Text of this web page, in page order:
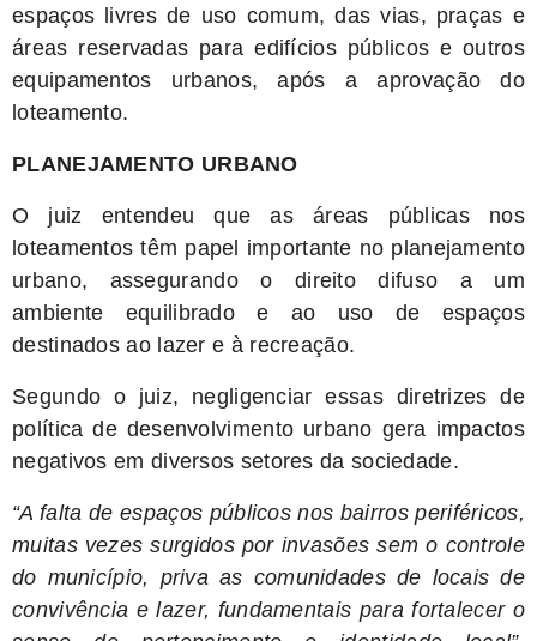
espaços livres de uso comum, das vias, praças e
áreas reservadas para edifícios públicos e outros
equipamentos urbanos, após a aprovação do
loteamento.
PLANEJAMENTO URBANO
O juiz entendeu que as áreas públicas nos
loteamentos têm papel importante no planejamento
urbano, assegurando o direito difuso a um
ambiente equilibrado e ao uso de espaços
destinados ao lazer e à recreação.
Segundo o juiz, negligenciar essas diretrizes de
política de desenvolvimento urbano gera impactos
negativos em diversos setores da sociedade.
“A falta de espaços públicos nos bairros periféricos,
muitas vezes surgidos por invasões sem o controle
do município, priva as comunidades de locais de
convivência e lazer, fundamentais para fortalecer o